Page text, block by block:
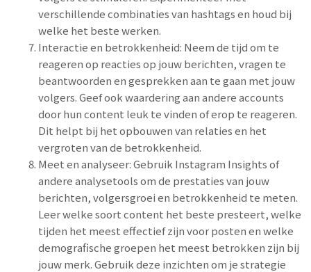
verschillende combinaties van hashtags en houd bij
welke het beste werken.
Interactie en betrokkenheid: Neem de tijd om te
reageren op reacties op jouw berichten, vragen te
beantwoorden en gesprekken aan te gaan met jouw
volgers. Geef ook waardering aan andere accounts
door hun content leuk te vinden of erop te reageren.
Dit helpt bij het opbouwen van relaties en het
vergroten van de betrokkenheid.
Meet en analyseer: Gebruik Instagram Insights of
andere analysetools om de prestaties van jouw
berichten, volgersgroei en betrokkenheid te meten.
Leer welke soort content het beste presteert, welke
tijden het meest effectief zijn voor posten en welke
demografische groepen het meest betrokken zijn bij
jouw merk. Gebruik deze inzichten om je strategie